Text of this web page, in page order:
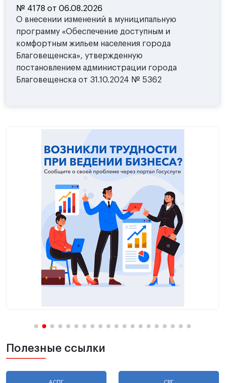
№ 4178 от 06.08.2026
О внесении изменений в муниципальную
программу «Обеспечение доступным и
комфортным жильем населения города
Благовещенска», утвержденную
постановлением администрации города
Благовещенска от 31.10.2024 № 5362
Полезные ссылки